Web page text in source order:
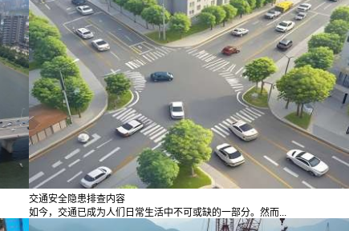
交通安全隐患排查内容
如今，交通已成为人们日常生活中不可或缺的一部分。然而...